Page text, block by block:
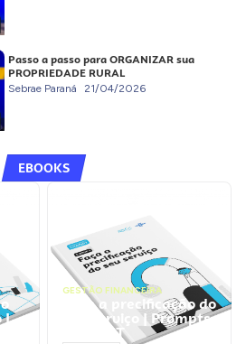
Passo a passo para ORGANIZAR sua
PROPRIEDADE RURAL
Sebrae Paraná 21/04/2026
EBOOKS
|
GESTÃO FINANCEIRA
Faça a precificação do
seu serviço | Prompts
ChatGPT